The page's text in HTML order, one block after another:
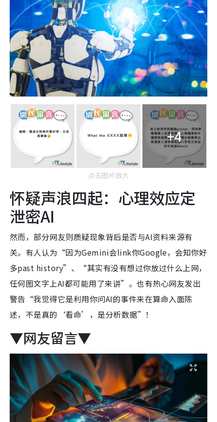
+4
点击图片放大
怀疑声浪四起：心理效应定
泄密AI
然而，部分网友则质疑现象背后是否与AI资料来源有
关。有人认为“因为Gemini会link你Google，会知你好
多past history”、“其实有没有想过你放过什么上网，
任何图文字上AI都可能用了来讲”。也有热心网友发出
警告“我觉得它是利用你问AI的事件来在算命入面陈
述，不是真的‘看命’，是分析数据”！
▼网友留言▼